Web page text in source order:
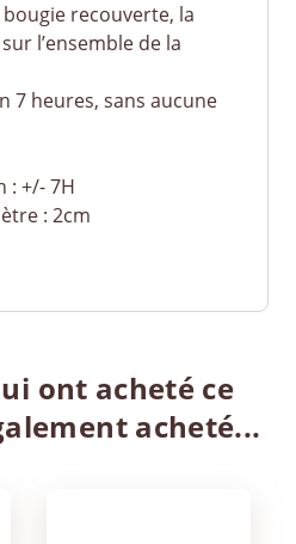
recouverte, la
l’ensemble de la
7 heures, sans aucune
: +/- 7H
: 2cm
ont acheté ce
acheté...